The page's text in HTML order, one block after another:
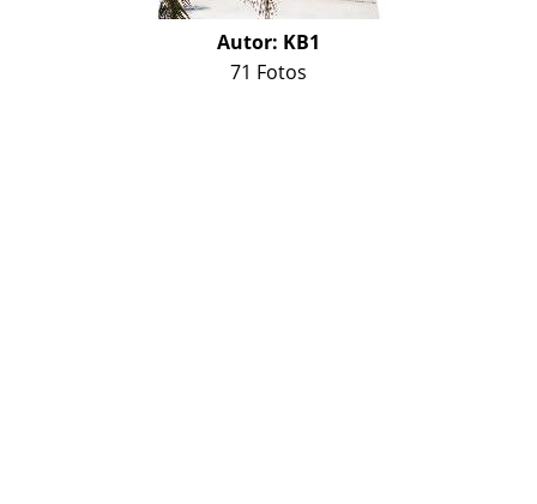
Autor: KB1
71 Fotos